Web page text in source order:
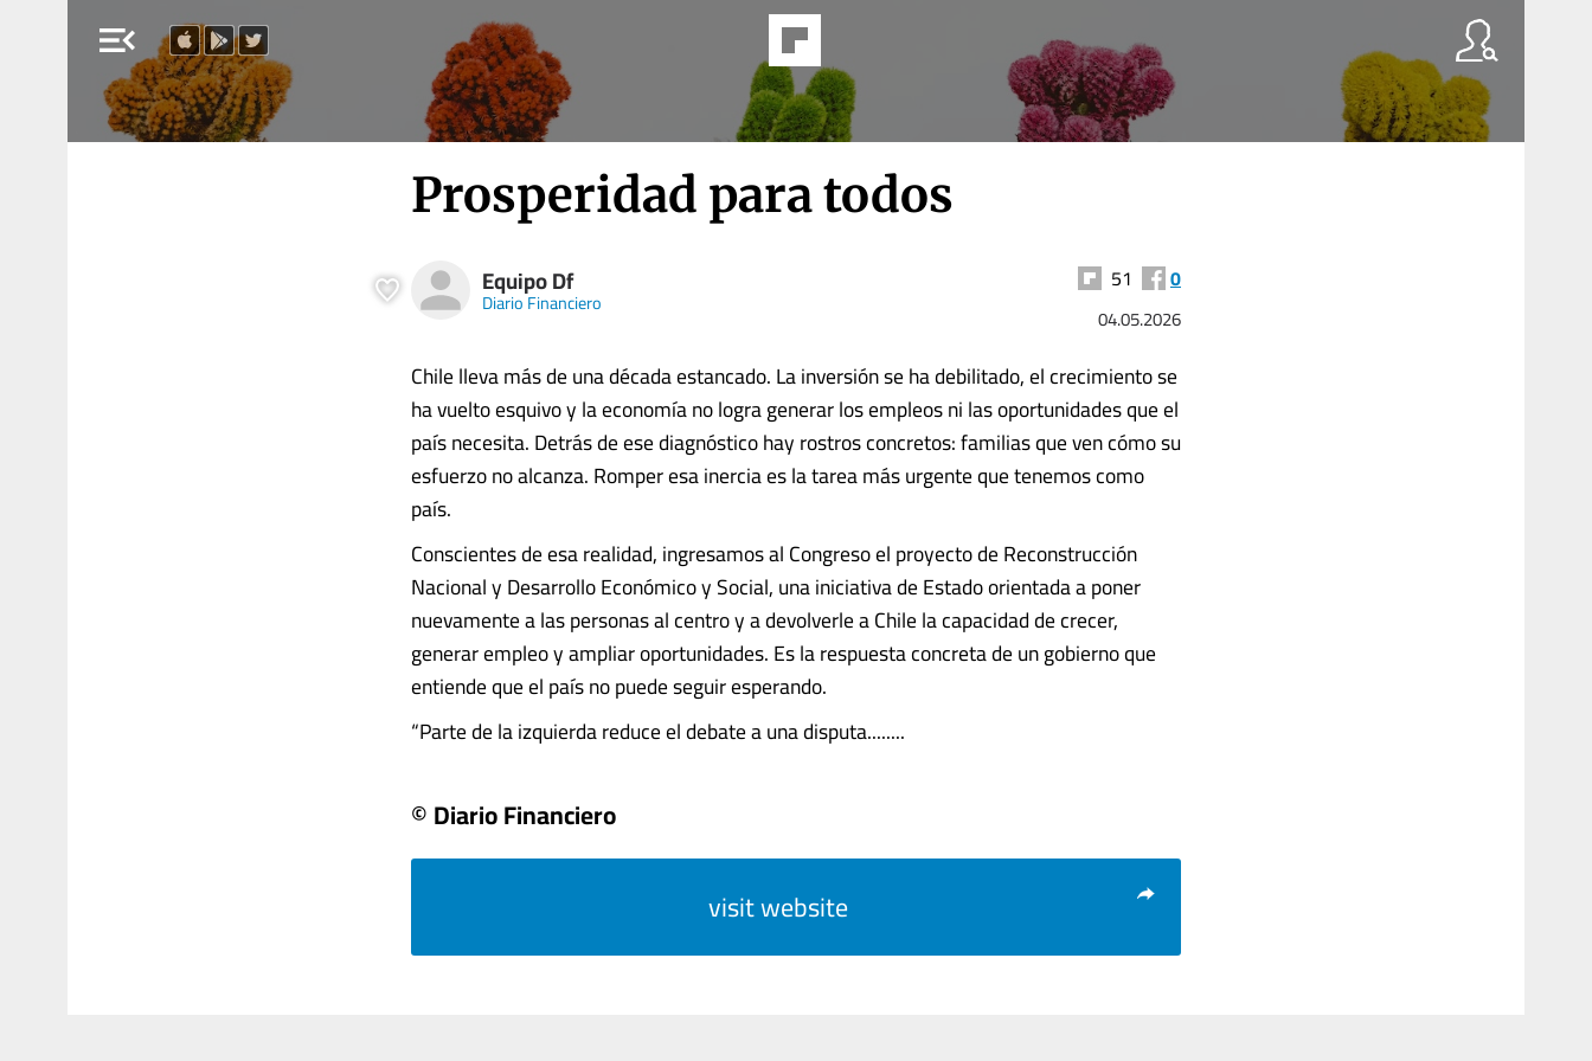
menu_open
Prosperidad para todos
Equipo Df
Diario Financiero
51 0
04.05.2026
Chile lleva más de una década estancado. La inversión se ha debilitado, el crecimiento se
ha vuelto esquivo y la economía no logra generar los empleos ni las oportunidades que el
país necesita. Detrás de ese diagnóstico hay rostros concretos: familias que ven cómo su
esfuerzo no alcanza. Romper esa inercia es la tarea más urgente que tenemos como
país.
Conscientes de esa realidad, ingresamos al Congreso el proyecto de Reconstrucción
Nacional y Desarrollo Económico y Social, una iniciativa de Estado orientada a poner
nuevamente a las personas al centro y a devolverle a Chile la capacidad de crecer,
generar empleo y ampliar oportunidades. Es la respuesta concreta de un gobierno que
entiende que el país no puede seguir esperando.
“Parte de la izquierda reduce el debate a una disputa........
© Diario Financiero
visit website